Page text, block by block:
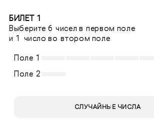
БИЛЕТ 1
Выберите 6 чисел в первом поле
и 1 число во втором поле
Поле 1
Поле 2
СЛУЧАЙНЫЕ ЧИСЛА